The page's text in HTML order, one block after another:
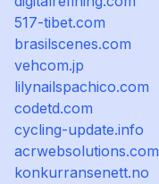
517-tibet.com
brasilscenes.com
vehcom.jp
lilynailspachico.com
codetd.com
cycling-update.info
acrwebsolutions.com
konkurransenett.no